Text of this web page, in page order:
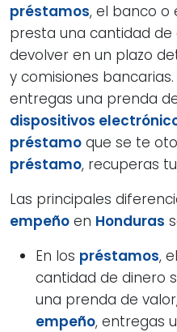
préstamos, el banco o
presta una cantidad de
devolver en un plazo
y comisiones
entregas una prenda
dispositivos
préstamo que se te
préstamo, recuperas tu
Las principales
empeño en Honduras
En los préstamos,
cantidad de dinero
una prenda de
empeño, entregas